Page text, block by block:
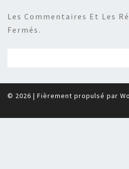
Les Commentaires Et Les
Fermés.
© 2026 | Fièrement propulsé par